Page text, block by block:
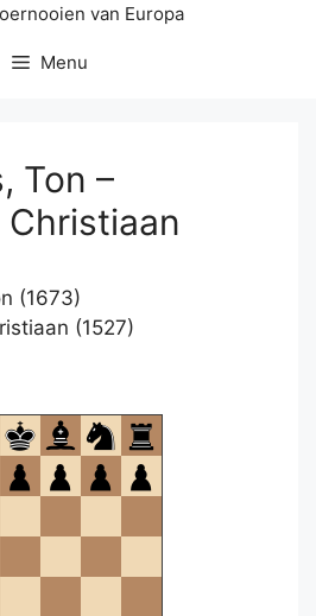
van Europa
Menu
Ton –
Christiaan
(1673)
(1527)
te
openen.